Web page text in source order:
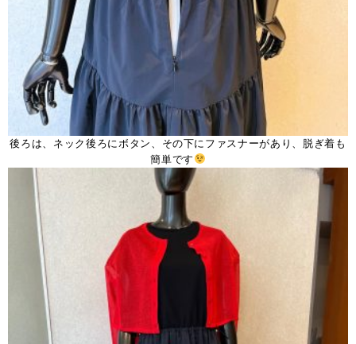
後ろは、ネック後ろにボタン、その下にファスナーがあり、脱ぎ着も
簡単です